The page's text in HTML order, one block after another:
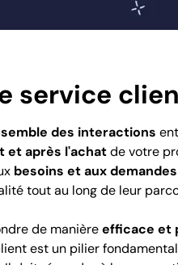
service
des interactions
et après l'achatde votre
besoins et aux
tout au long de leur
de manièreefficace et
est un pilier